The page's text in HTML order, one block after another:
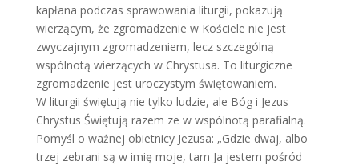
kapłana podczas sprawowania liturgii, pokazują
wierzącym, że zgromadzenie w Kościele nie jest
zwyczajnym zgromadzeniem, lecz szczególną
wspólnotą wierzących w Chrystusa. To liturgiczne
zgromadzenie jest uroczystym świętowaniem.
W liturgii świętują nie tylko ludzie, ale Bóg i Jezus
Chrystus Świętują razem ze w wspólnotą parafialną.
Pomyśl o ważnej obietnicy Jezusa: „Gdzie dwaj, albo
trzej zebrani są w imię moje, tam Ja jestem pośród